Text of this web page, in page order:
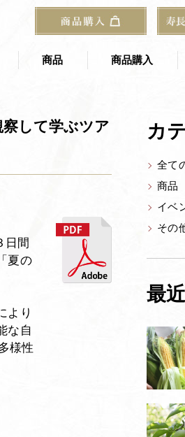
急 あずき房
商品
叶 匠壽庵 夏のギフト
商品購入
寿長生の郷「とうもろこしまつり」にて里山
して学ぶツア
日間
夏の
より
な自
様性
カ
全て
商品
イベ
その
最